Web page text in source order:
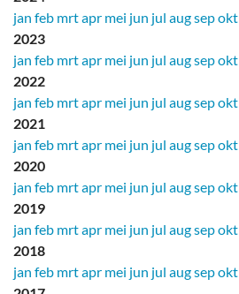
jan feb mrtapr mei jun jul augsepokt
2023
jan feb mrtapr mei jun jul augsepokt
2022
jan feb mrtapr mei jun jul augsepokt
2021
jan feb mrtapr mei jun jul augsepokt
2020
jan feb mrtapr mei jun jul augsepokt
2019
jan feb mrtapr mei jun jul augsepokt
2018
jan feb mrtapr mei jun jul augsepokt